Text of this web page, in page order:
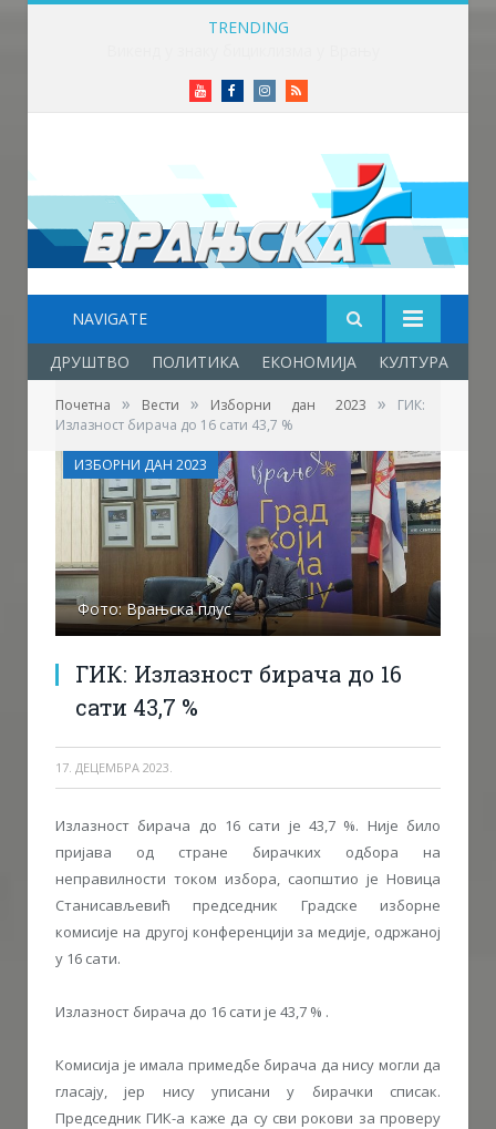
TRENDING
YoutubeFacebookInstagram
RSS
NAVIGATE
ДРУШТВО ПОЛИТИКА ЕКОНОМИЈА КУЛТУРА
Почетна » Вести » Изборни дан 2023 »
ГИК:
Излазност бирача до 16 сати 43,7 %
Фото: Врањска плус
ГИК: Излазност бирача до 16
сати 43,7 %
17. ДЕЦЕМБРА 2023.
ИЗБОРНИ ДАН 2023
Излазност бирача до 16 сати је 43,7 %. Није било
пријава од стране бирачких одбора на
неправилности током избора, саопштио је Новица
Станисављевић председник Градске изборне
комисије на другој конференцији за медије, одржаној
у 16 сати.
Излазност бирача до 16 сати је 43,7 % .
Комисија је имала примедбе бирача да нису могли да
гласају, јер нису уписани у бирачки списак.
Председник ГИК-а каже да су сви рокови за проверу